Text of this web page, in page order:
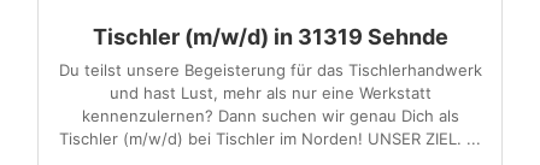
Tischler (m/w/d) in 31319 Sehnde
Du teilst unsere Begeisterung für das Tischlerhandwerk
und hast Lust, mehr als nur eine Werkstatt
kennenzulernen? Dann suchen wir genau Dich als
Tischler (m/w/d) bei Tischler im Norden! UNSER ZIEL. ...